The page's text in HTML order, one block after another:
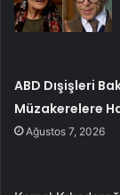
ABD Dışişleri
Müzakerelere
Ağustos 7, 2026